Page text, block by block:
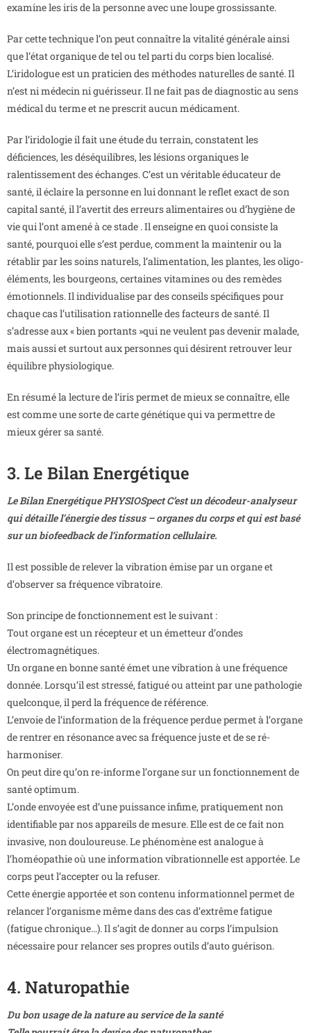
examine les iris de la personne avec une loupe grossissante.
Par cette technique l’on peut connaître la vitalité générale ainsi
que l’état organique de tel ou tel parti du corps bien localisé.
L’iridologue est un praticien des méthodes naturelles de santé. Il
n’est ni médecin ni guérisseur. Il ne fait pas de diagnostic au sens
médical du terme et ne prescrit aucun médicament.
Par l’iridologie il fait une étude du terrain, constatent les
déficiences, les déséquilibres, les lésions organiques le
ralentissement des échanges. C’est un véritable éducateur de
santé, il éclaire la personne en lui donnant le reflet exact de son
capital santé, il l’avertit des erreurs alimentaires ou d’hygiène de
vie qui l’ont amené à ce stade . Il enseigne en quoi consiste la
santé, pourquoi elle s’est perdue, comment la maintenir ou la
rétablir par les soins naturels, l’alimentation, les plantes, les oligo-
éléments, les bourgeons, certaines vitamines ou des remèdes
émotionnels. Il individualise par des conseils spécifiques pour
chaque cas l’utilisation rationnelle des facteurs de santé. Il
s’adresse aux « bien portants »qui ne veulent pas devenir malade,
mais aussi et surtout aux personnes qui désirent retrouver leur
équilibre physiologique.
En résumé la lecture de l’iris permet de mieux se connaître, elle
est comme une sorte de carte génétique qui va permettre de
mieux gérer sa santé.
3. Le Bilan Energétique
Le Bilan Energétique PHYSIOSpect C’est un décodeur-analyseur
qui détaille l’énergie des tissus – organes du corps et qui est basé
sur un biofeedback de l’information cellulaire.
Il est possible de relever la vibration émise par un organe et
d’observer sa fréquence vibratoire.
Son principe de fonctionnement est le suivant :
Tout organe est un récepteur et un émetteur d’ondes
électromagnétiques.
Un organe en bonne santé émet une vibration à une fréquence
donnée. Lorsqu’il est stressé, fatigué ou atteint par une pathologie
quelconque, il perd la fréquence de référence.
L’envoie de l’information de la fréquence perdue permet à l’organe
de rentrer en résonance avec sa fréquence juste et de se ré-
harmoniser.
On peut dire qu’on re-informe l’organe sur un fonctionnement de
santé optimum.
L’onde envoyée est d’une puissance infime, pratiquement non
identifiable par nos appareils de mesure. Elle est de ce fait non
invasive, non douloureuse. Le phénomène est analogue à
l’homéopathie où une information vibrationnelle est apportée. Le
corps peut l’accepter ou la refuser.
Cette énergie apportée et son contenu informationnel permet de
relancer l’organisme même dans des cas d’extrême fatigue
(fatigue chronique…). Il s’agit de donner au corps l’impulsion
nécessaire pour relancer ses propres outils d’auto guérison.
4. Naturopathie
Du bon usage de la nature au service de la santé